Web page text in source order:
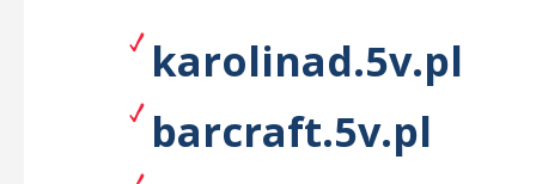
karolinad.5v.pl
barcraft.5v.pl